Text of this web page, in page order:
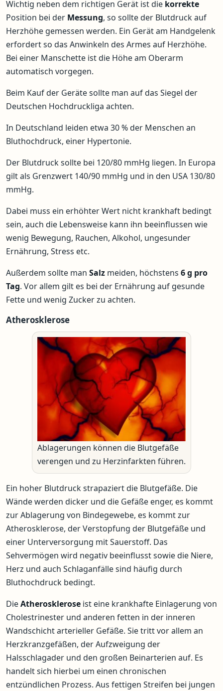
Wichtig neben dem richtigen Gerät ist die korrekte
Position bei der Messung, so sollte der Blutdruck auf
Herzhöhe gemessen werden. Ein Gerät am Handgelenk
erfordert so das Anwinkeln des Armes auf Herzhöhe.
Bei einer Manschette ist die Höhe am Oberarm
automatisch vorgegen.
Beim Kauf der Geräte sollte man auf das Siegel der
Deutschen Hochdruckliga achten.
In Deutschland leiden etwa 30 % der Menschen an
Bluthochdruck, einer Hypertonie.
Der Blutdruck sollte bei 120/80 mmHg liegen. In Europa
gilt als Grenzwert 140/90 mmHg und in den USA 130/80
mmHg.
Dabei muss ein erhöhter Wert nicht krankhaft bedingt
sein, auch die Lebensweise kann ihn beeinflussen wie
wenig Bewegung, Rauchen, Alkohol, ungesunder
Ernährung, Stress etc.
Außerdem sollte man Salz meiden, höchstens 6 g pro
Tag. Vor allem gilt es bei der Ernährung auf gesunde
Fette und wenig Zucker zu achten.
Atherosklerose
Ablagerungen können die Blutgefäße
verengen und zu Herzinfarkten führen.
Ein hoher Blutdruck strapaziert die Blutgefäße. Die
Wände werden dicker und die Gefäße enger, es kommt
zur Ablagerung von Bindegewebe, es kommt zur
Atherosklerose, der Verstopfung der Blutgefäße und
einer Unterversorgung mit Sauerstoff. Das
Sehvermögen wird negativ beeinflusst sowie die Niere,
Herz und auch Schlaganfälle sind häufig durch
Bluthochdruck bedingt.
DieAtherosklerose ist eine krankhafte Einlagerung von
Cholestrinester und anderen fetten in der inneren
Wandschicht arterieller Gefäße. Sie tritt vor allem an
Herzkranzgefäßen, der Aufzweigung der
Halsschlagader und den großen Beinarterien auf. Es
handelt sich hierbei um einen chronischen
entzündlichen Prozess. Aus fettigen Streifen bei jungen